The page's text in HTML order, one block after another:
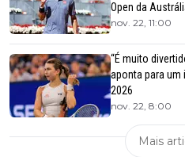
Open da
nov. 22, 11:00
“É muito
aponta para um
2026
nov. 22, 8:00
Mais